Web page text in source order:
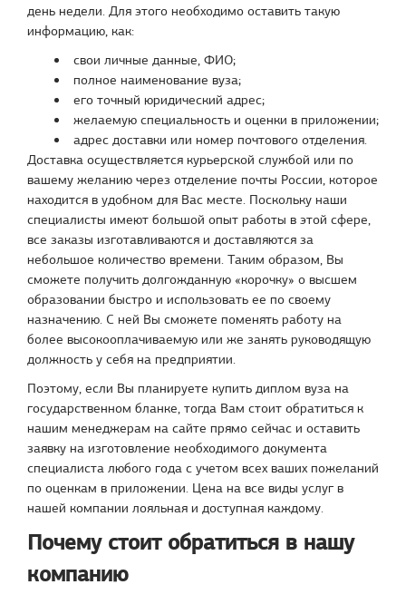
день недели. Для этого необходимо оставить такую
информацию, как:
свои личные данные, ФИО;
полное наименование вуза;
его точный юридический адрес;
желаемую специальность и оценки в приложении;
адрес доставки или номер почтового отделения.
Доставка осуществляется курьерской службой или по
вашему желанию через отделение почты России, которое
находится в удобном для Вас месте. Поскольку наши
специалисты имеют большой опыт работы в этой сфере,
все заказы изготавливаются и доставляются за
небольшое количество времени. Таким образом, Вы
сможете получить долгожданную «корочку» о высшем
образовании быстро и использовать ее по своему
назначению. С ней Вы сможете поменять работу на
более высокооплачиваемую или же занять руководящую
должность у себя на предприятии.
Поэтому, если Вы планируете купить диплом вуза на
государственном бланке, тогда Вам стоит обратиться к
нашим менеджерам на сайте прямо сейчас и оставить
заявку на изготовление необходимого документа
специалиста любого года с учетом всех ваших пожеланий
по оценкам в приложении. Цена на все виды услуг в
нашей компании лояльная и доступная каждому.
Почему стоит обратиться в нашу
компанию